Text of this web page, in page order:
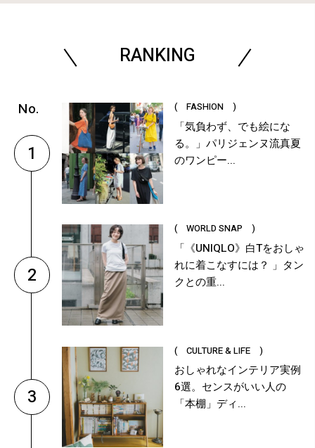
RANKING
1
( FASHION )
「気負わず、でも絵にな
る。」パリジェンヌ流真夏
のワンピー...
2
( WORLD SNAP )
「《UNIQLO》白Tをおしゃ
れに着こなすには？ 」タン
クとの重...
3
( CULTURE & LIFE )
おしゃれなインテリア実例
6選。センスがいい人の
「本棚」ディ...